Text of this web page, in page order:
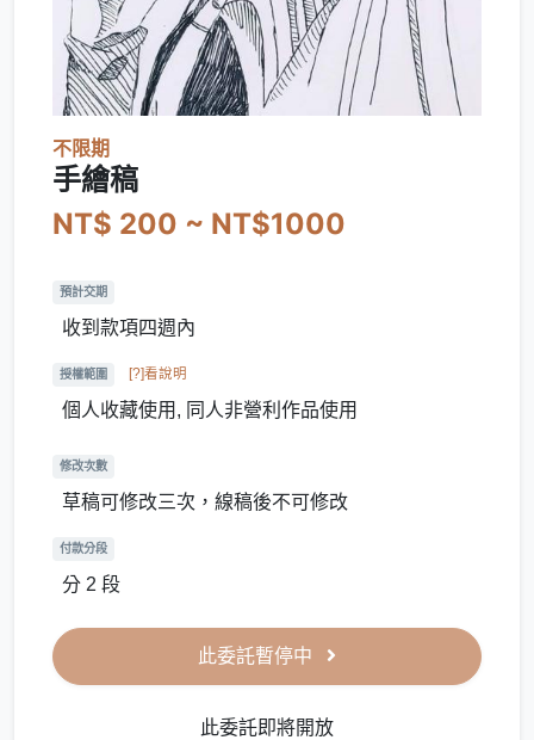
不限期
手繪稿
NT$ 200 ~ NT$1000
預計交期
收到款項四週內
授權範圍 [?]看說明
個人收藏使用, 同人非營利作品使用
修改次數
草稿可修改三次，線稿後不可修改
付款分段
分 2 段
此委託暫停中
此委託即將開放